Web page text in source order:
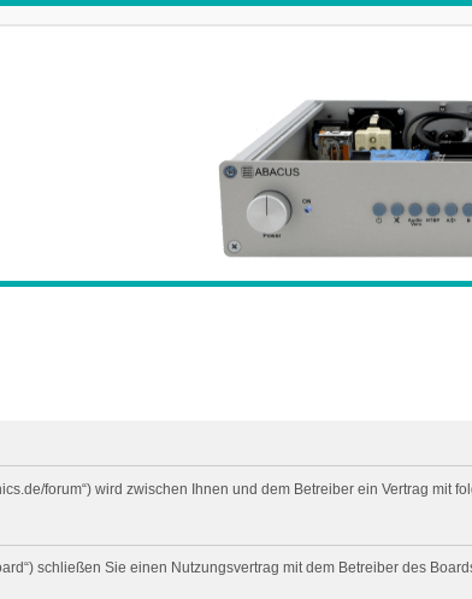
forum“) wird zwischen Ihnen und dem Betreiber ein Vertrag mit
schließen Sie einen Nutzungsvertrag mit dem Betreiber des